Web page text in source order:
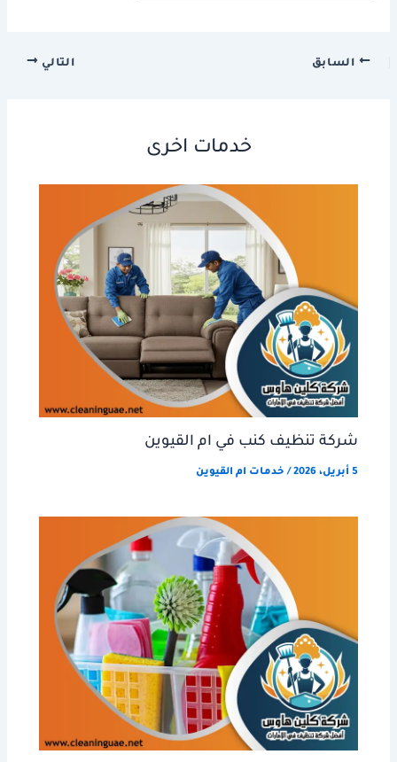
السابق التالي
خدمات اخرى
شركة تنظيف كنب في ام القيوين
5 أبريل، 2026 / خدمات ام القيوين